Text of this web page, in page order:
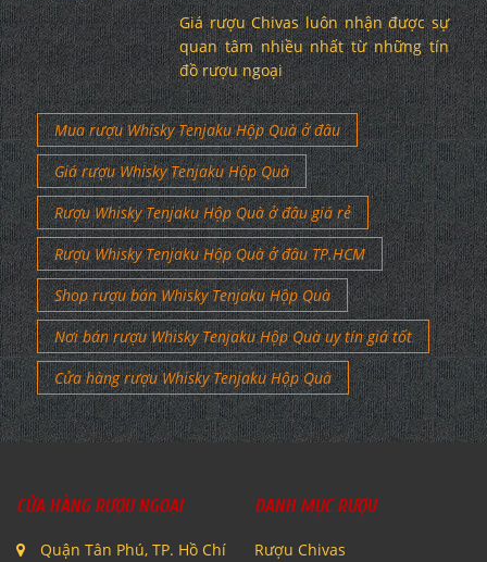
Giá rượu Chivas luôn nhận được sự
quan tâm nhiều nhất từ những tín
đồ rượu ngoại
Mua rượu Whisky Tenjaku Hộp Quà ở đâu
Giá rượu Whisky Tenjaku Hộp Quà
Rượu Whisky Tenjaku Hộp Quà ở đâu giá rẻ
Rượu Whisky Tenjaku Hộp Quà ở đâu TP.HCM
Shop rượu bán Whisky Tenjaku Hộp Quà
Nơi bán rượu Whisky Tenjaku Hộp Quà uy tín giá tốt
Cửa hàng rượu Whisky Tenjaku Hộp Quà
CỬA HÀNG RƯỢU NGOẠI
Quận Tân Phú, TP. Hồ Chí
DANH MỤC RƯỢU
Rượu Chivas